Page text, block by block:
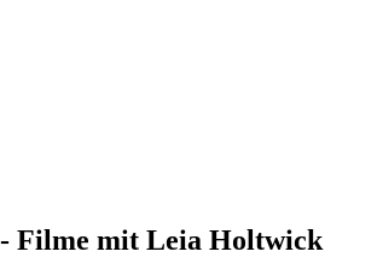
Filme mit Leia Holtwick